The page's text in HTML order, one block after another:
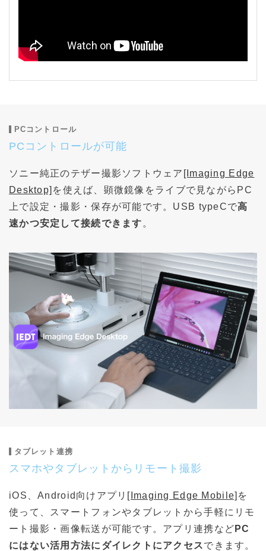
PCコントロール
PCコントロールが可能
ソニー純正のテザー撮影ソフトウェア [Imaging Edge
Desktop] を使えば、顕微鏡像をライブで見ながらPC
上で設定・撮影・保存が可能です。USB typeCで高
速かつ安定して接続できます 。
タブレット連携
スマホやタブレットからリモート撮影
iOS、Android向けアプリ [Imaging Edge Mobile] を
使って、スマートフォンやタブレットから手軽にリモ
ート撮影・画像転送が可能です。アプリ連携など PC
にはない活用方法にダイレクトにアクセスできます。